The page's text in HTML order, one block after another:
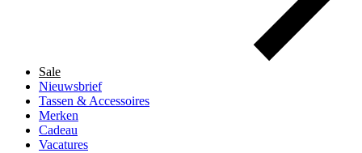
Sale
Nieuwsbrief
Tassen & Accessoires
Merken
Cadeau
Vacatures